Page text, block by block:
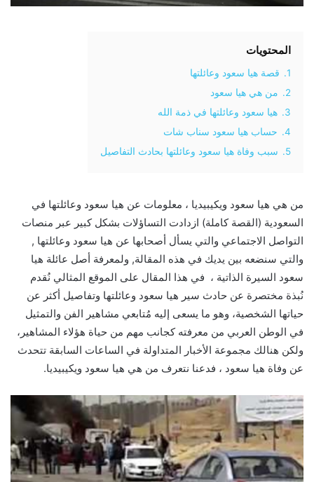
المحتويات
1.
قصة هيا سعود وعائلتها
2.
من هي هيا سعود
3.
هيا سعود وعائلتها في ذمة الله
4.
حساب هيا سعود سناب شات
5.
سبب وفاة هيا سعود وعائلتها بحادث التفاصيل
من هي هيا سعود ويكيبيديا ، معلومات عن هيا سعود وعائلتها في
السعودية (القصة كاملة) ازدادت التساؤلات بشكل كبير عبر منصات
التواصل الاجتماعي والتي يسأل أصحابها عن هيا سعود وعائلتها ,
والتي سنضعه بين يديك في هذه المقالة, ولمعرفة أصل عائلة هيا
سعود السيرة الذاتية ، في هذا المقال على الموقع المثالي نُقدم
نُبذة مختصرة عن حادث سير هيا سعود وعائلتها وتفاصيل أكثر عن
حياتها الشخصية، وهو ما يسعى إليه مُتابعي مشاهير الفن والتمثيل
في الوطن العربي من معرفته كجانب مهم من حياة هؤلاء المشاهير،
ولكن هنالك مجموعة الأخبار المتداولة في الساعات السابقة تتحدث
عن وفاة هيا سعود ، فدعنا نتعرف من هي هيا سعود ويكيبيديا.